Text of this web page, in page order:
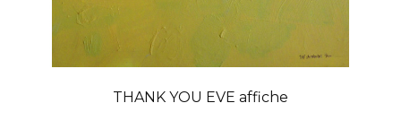
THANK YOU EVE affiche